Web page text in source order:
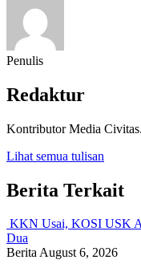
Penulis
Redaktur
Kontributor Media Civitas.
Lihat semua tulisan
Berita Terkait
KKN Usai, KOSI USK
Dua
BeritaAugust 6, 2026